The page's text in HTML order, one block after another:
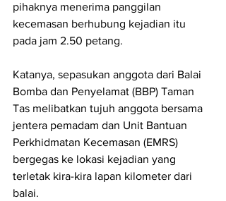
pihaknya menerima panggilan
kecemasan berhubung kejadian itu
pada jam 2.50 petang.
Katanya, sepasukan anggota dari Balai
Bomba dan Penyelamat (BBP) Taman
Tas melibatkan tujuh anggota bersama
jentera pemadam dan Unit Bantuan
Perkhidmatan Kecemasan (EMRS)
bergegas ke lokasi kejadian yang
terletak kira-kira lapan kilometer dari
balai.